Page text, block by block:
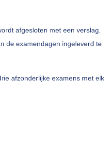
afgesloten met een verslag.
de examendagen ingeleverd te
afzonderlijke examens met elk